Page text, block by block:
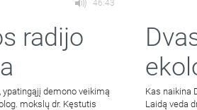
46:43
radijo
ypatingąjį demono veikimą
mokslų dr. Kęstutis
Kas naikina
Laidą veda